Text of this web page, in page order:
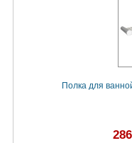
Полка для